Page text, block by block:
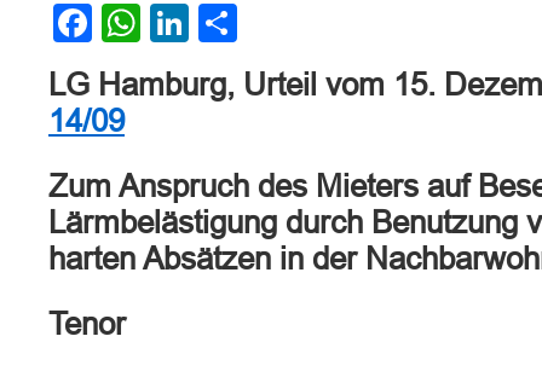
Facebook
WhatsApp
LinkedIn
LG Hamburg, Urteil vom 15.
14/09
Zum Anspruch des Mieters auf
Lärmbelästigung durch Benutzung
harten Absätzen in der
Tenor